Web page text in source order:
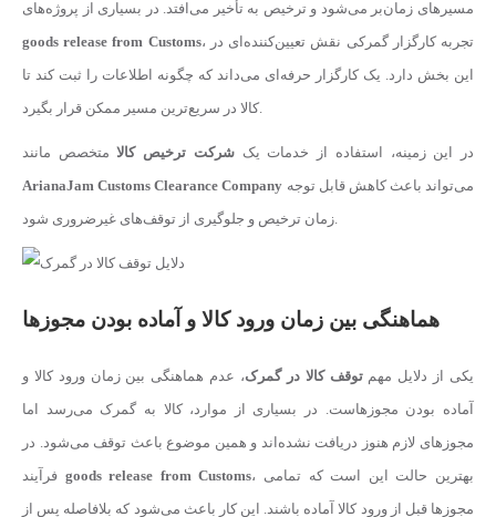
مسیرهای زمان‌بر می‌شود و ترخیص به تأخیر می‌افتد. در بسیاری از پروژه‌های
goods release from Customs، تجربه کارگزار گمرکی نقش تعیین‌کننده‌ای در
این بخش دارد. یک کارگزار حرفه‌ای می‌داند که چگونه اطلاعات را ثبت کند تا
کالا در سریع‌ترین مسیر ممکن قرار بگیرد.
در این زمینه، استفاده از خدمات یکشرکت ترخیص کالامتخصص مانند
ArianaJam Customs Clearance Company
زمان ترخیص و جلوگیری از توقف‌های غیرضروری شود.
هماهنگی بین زمان ورود کالا و آماده بودن مجوزها
یکی از دلایل مهمتوقف کالا در گمرک، عدم هماهنگی بین زمان ورود کالا و
آماده بودن مجوزهاست. در بسیاری از موارد، کالا به گمرک می‌رسد اما
مجوزهای لازم هنوز دریافت نشده‌اند و همین موضوع باعث توقف می‌شود. در
goods release from Customs، بهترین حالت این است که تمامی
مجوزها قبل از ورود کالا آماده باشند. این کار باعث می‌شود که بلافاصله پس از